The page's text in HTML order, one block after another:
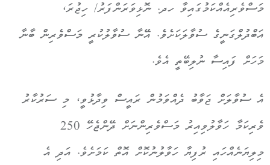
މަސްވެރިއެއްކަމުގައިވާ ހދ. ނޮޅިވަރަންފަރު/ ހިޖުރަ،
އަބްދުލްގަނީގެ ސުވާލަކަށެވެ. އޭނާ ސުވާލުކުރީ މަސްވެރިން ބާނާ
މަހަށް ފައިސާ ނުލިބޭތީ އެވެ.
އެ ސުވާލަށް ޖަވާބު ދެއްވަމުން ރައީސް ވިދާޅުވީ، މި ސަރުކާރު
ވެރިކަމާ ހަވާލުވިއިރު މަސްވެރިންނަށް ދޭންޖެހޭ 250
މިލިޔަނެއްހައި ރުފިޔާ ހަވާލުނުކޮށް އޮތް ކަމަށެވެ. އަދި އެ